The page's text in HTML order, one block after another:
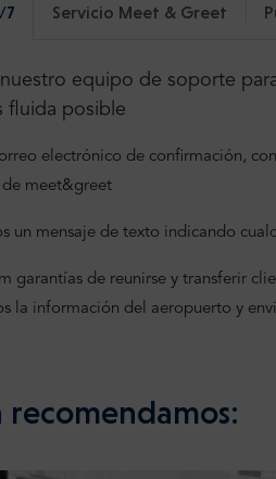
7 Servicio Meet & Greet
equipo de soporte
fluida posible
electrónico de confirmación,
de meet&greet
un mensaje de texto indicando
garantías de reunirse y transferir
la información del aeropuerto y
recomendamos: